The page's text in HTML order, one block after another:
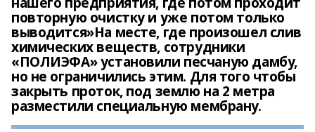
повторную очистку и уже потом только
выводится»На месте, где произошел слив
химических веществ, сотрудники
«ПОЛИЭФА» установили песчаную дамбу,
но не ограничились этим. Для того чтобы
закрыть проток, под землю на 2 метра
разместили специальную мембрану.